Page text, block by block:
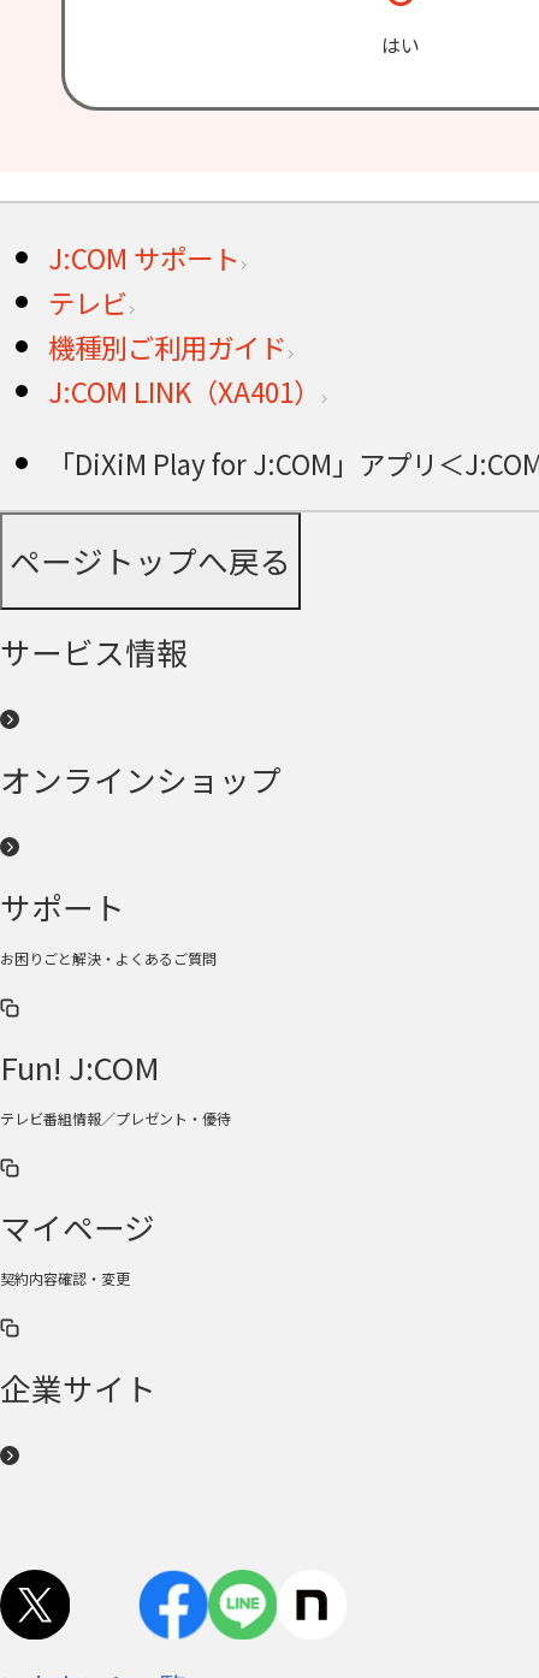
はい
J:COM サポート
テレビ
機種別ご利用ガイド
J:COM LINK（XA401）
「DiXiM Play for J:COM」アプリ＜
ページトップへ戻る
サービス情報
オンラインショップ
サポート
お困りごと解決・よくあるご質問
Fun! J:COM
テレビ番組情報／プレゼント・優待
マイページ
契約内容確認・変更
企業サイト